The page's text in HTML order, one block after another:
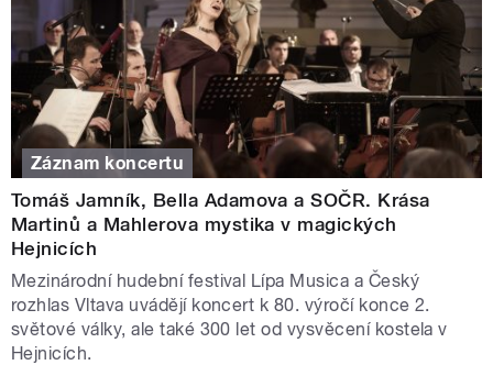
Záznam koncertu
Tomáš Jamník, Bella Adamova a SOČR. Krása
Martinů a Mahlerova mystika v magických
Hejnicích
Mezinárodní hudební festival Lípa Musica a Český
rozhlas Vltava uvádějí koncert k 80. výročí konce 2.
světové války, ale také 300 let od vysvěcení kostela v
Hejnicích.